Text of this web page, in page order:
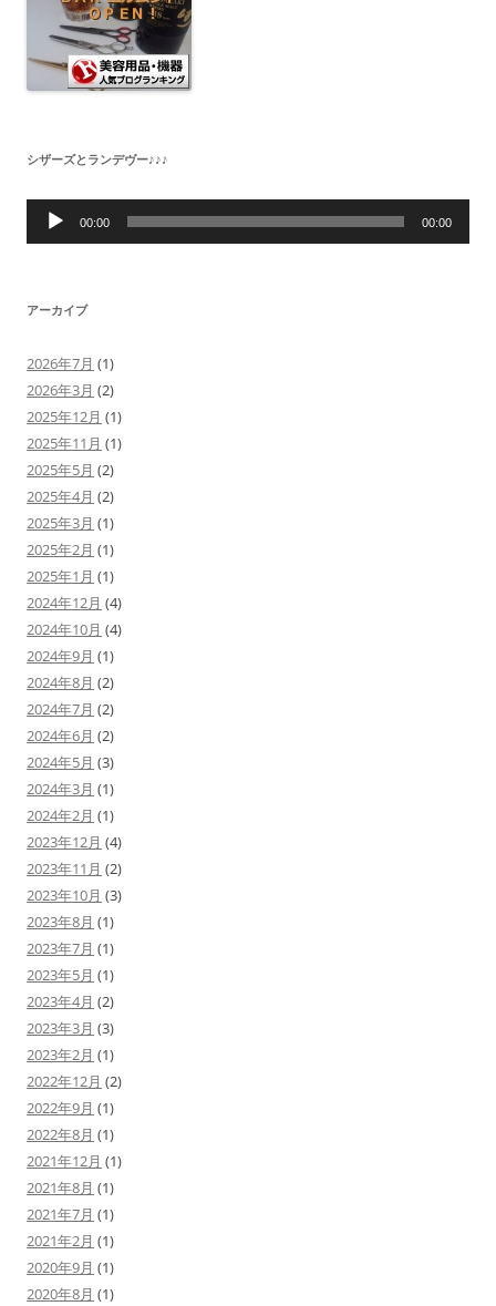
シザーズとランデヴー♪♪♪
音
00:00 00:00
アーカイブ
2026年7月 (1)
2026年3月 (2)
2025年12月 (1)
2025年11月 (1)
2025年5月 (2)
2025年4月 (2)
2025年3月 (1)
2025年2月 (1)
2025年1月 (1)
2024年12月 (4)
2024年10月 (4)
2024年9月 (1)
2024年8月 (2)
2024年7月 (2)
2024年6月 (2)
2024年5月 (3)
2024年3月 (1)
2024年2月 (1)
2023年12月 (4)
2023年11月 (2)
2023年10月 (3)
2023年8月 (1)
2023年7月 (1)
2023年5月 (1)
2023年4月 (2)
2023年3月 (3)
2023年2月 (1)
2022年12月 (2)
2022年9月 (1)
2022年8月 (1)
2021年12月 (1)
2021年8月 (1)
2021年7月 (1)
2021年2月 (1)
2020年9月 (1)
2020年8月 (1)